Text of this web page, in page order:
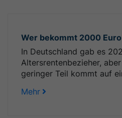
Wer bekommt 2000
In Deutschland gab es
Altersrentenbezieher,
geringer Teil kommt auf
Mehr